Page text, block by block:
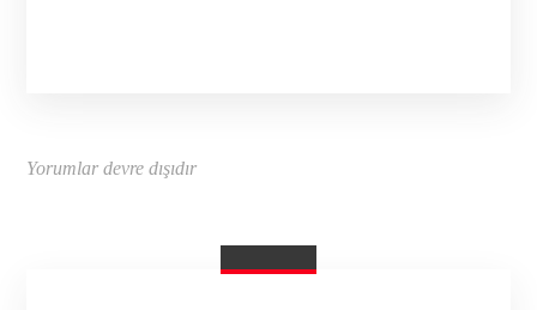
Yorumlar devre dışıdır